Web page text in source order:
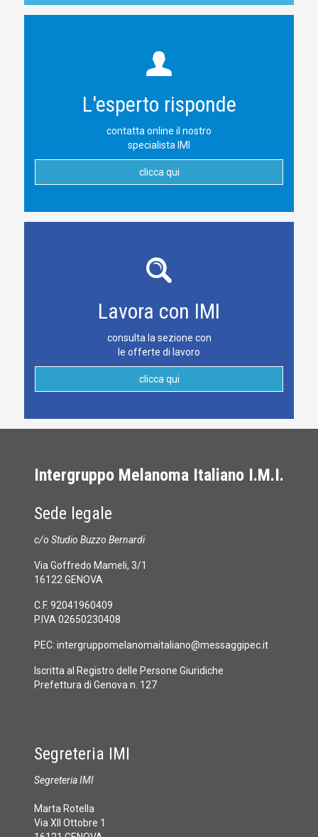
L'esperto risponde
contatta online il nostro
specialista IMI
clicca qui
Lavora con IMI
consulta la sezione con
le offerte di lavoro
clicca qui
Intergruppo Melanoma Italiano I.M.I.
Sede legale
c/o Studio Buzzo Bernardi
Via Goffredo Mameli, 3/1
16122 GENOVA
C.F. 92041960409
P.IVA 02650230408
PEC: intergruppomelanomaitaliano@messaggipec.it
Iscritta al Registro delle Persone Giuridiche
Prefettura di Genova n. 127
Segreteria IMI
Segreteria IMI
Marta Rotella
Via XII Ottobre 1